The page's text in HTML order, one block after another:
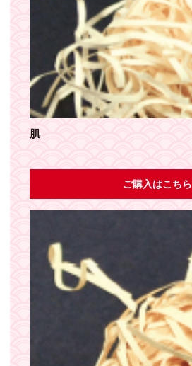
肌
ご購入はこちら